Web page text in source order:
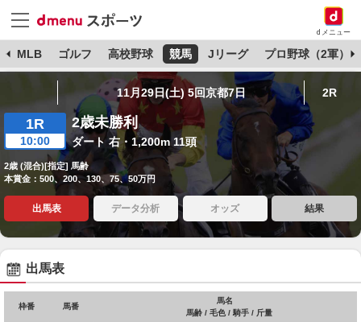
dメニュー
MLB ゴルフ 高校野球 競馬 Jリーグ プロ野球（2軍）
11月29日(土) 5回京都7日 2R
1R
10:00
2歳未勝利
ダート 右・1,200m 11頭
2歳 (混合)[指定] 馬齢
本賞金：500、200、130、75、50万円
出馬表 データ分析 オッズ 結果
出馬表
枠番 馬番
馬名
馬齢 / 毛色 / 騎手 / 斤量